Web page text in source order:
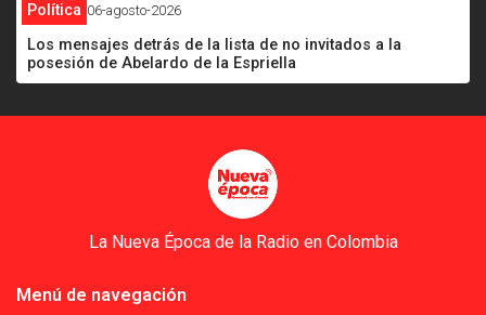
Política 06-agosto-2026
Los mensajes detrás de la lista de no invitados a la
posesión de Abelardo de la Espriella
La Nueva Época de la Radio en Colombia
Menú de navegación